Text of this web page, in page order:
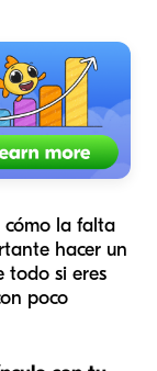
cómo la falta
hacer un
todo si eres
poco